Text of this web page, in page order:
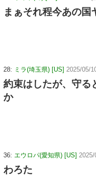
まぁそれ程今あの国
28: ミラ(埼玉県) [US] 2025/05/
約束はしたが、守る
か
36: エウロパ(愛知県) [US]
わろた